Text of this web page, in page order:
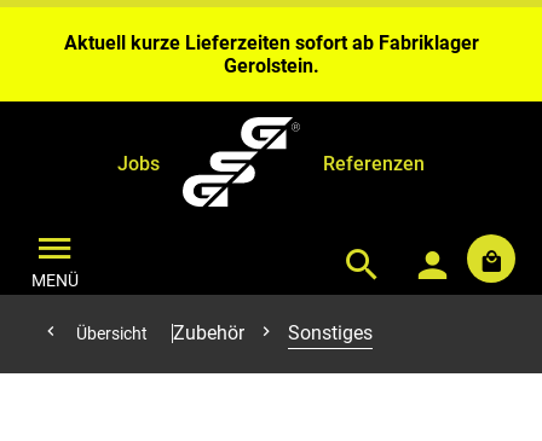
Aktuell kurze Lieferzeiten sofort ab Fabriklager
Gerolstein.
Wochen Bearbeitungszeit ein.
Aktuell kurze Lieferzeiten sofort ab Fabriklager
Gerolstein.
Jobs Referenzen
MENÜ
Übersicht Zubehör Sonstiges